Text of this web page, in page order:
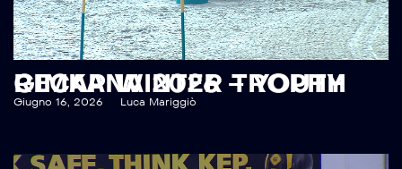
RECAP WINTER TROPHY GIMKANA 2026 – YOUTH
Giugno 16, 2026 Luca Mariggiò